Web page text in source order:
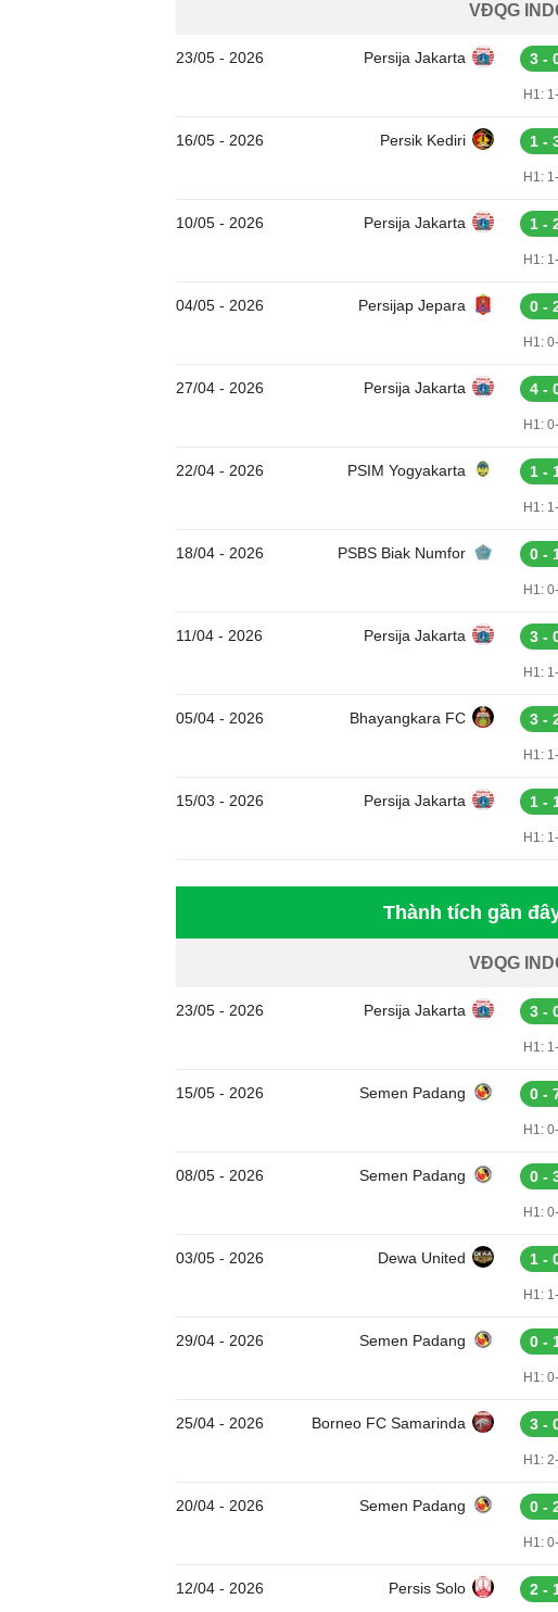
VĐQG
23/05 - 2026 Persija Jakarta 3 -
H1:
16/05 - 2026 Persik Kediri 1 -
H1:
10/05 - 2026 Persija Jakarta 1 -
H1:
04/05 - 2026 Persijap Jepara 0 -
H1:
27/04 - 2026 Persija Jakarta 4 -
H1:
22/04 - 2026 PSIM Yogyakarta 1 -
H1:
18/04 - 2026 PSBS Biak Numfor 0 -
H1:
11/04 - 2026 Persija Jakarta 3 -
H1:
05/04 - 2026 Bhayangkara FC 3 -
H1:
15/03 - 2026 Persija Jakarta 1 -
H1:
Thành tích gần
VĐQG
23/05 - 2026 Persija Jakarta 3 -
H1:
15/05 - 2026 Semen Padang 0 -
H1:
08/05 - 2026 Semen Padang 0 -
H1:
03/05 - 2026 Dewa United 1 -
H1:
29/04 - 2026 Semen Padang 0 -
H1:
25/04 - 2026 Borneo FC Samarinda 3 -
H1:
20/04 - 2026 Semen Padang 0 -
H1:
12/04 - 2026 Persis Solo 2 -